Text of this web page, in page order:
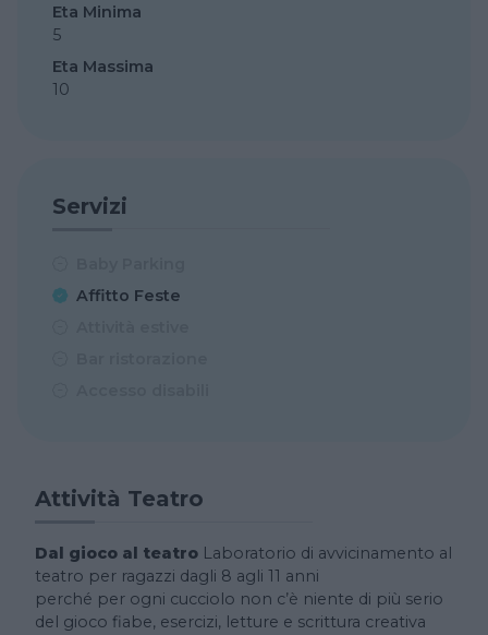
Eta Minima
5
Eta Massima
10
Servizi
Affitto Feste
Attività Teatro
Dal gioco al teatro Laboratorio di avvicinamento al
teatro per ragazzi dagli 8 agli 11 anni
perché per ogni cucciolo non c’è niente di più serio
del gioco fiabe, esercizi, letture e scrittura creativa